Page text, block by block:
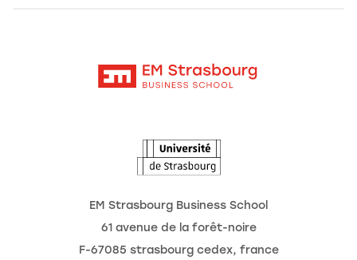
EM Strasbourg Business School
61 avenue de la forêt-noire
F-67085 strasbourg cedex, france